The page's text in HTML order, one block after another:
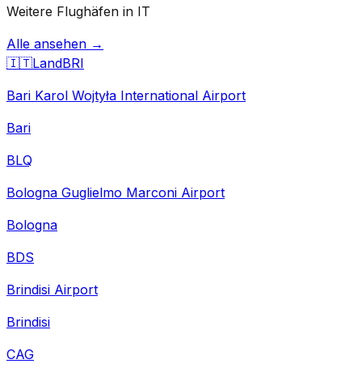
Weitere Flughäfen in IT
Alle ansehen →
🇮🇹LandBRI
Bari Karol Wojtyła International Airport
Bari
BLQ
Bologna Guglielmo Marconi Airport
Bologna
BDS
Brindisi Airport
Brindisi
CAG